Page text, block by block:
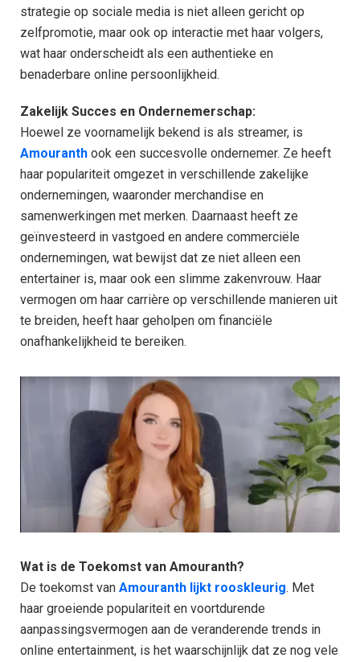
strategie op sociale media is niet alleen gericht op
zelfpromotie, maar ook op interactie met haar volgers,
wat haar onderscheidt als een authentieke en
benaderbare online persoonlijkheid.
Zakelijk Succes en Ondernemerschap:
Hoewel ze voornamelijk bekend is als streamer, is
Amouranth ook een succesvolle ondernemer. Ze heeft
haar populariteit omgezet in verschillende zakelijke
ondernemingen, waaronder merchandise en
samenwerkingen met merken. Daarnaast heeft ze
geïnvesteerd in vastgoed en andere commerciële
ondernemingen, wat bewijst dat ze niet alleen een
entertainer is, maar ook een slimme zakenvrouw. Haar
vermogen om haar carrière op verschillende manieren uit
te breiden, heeft haar geholpen om financiële
onafhankelijkheid te bereiken.
Wat is de Toekomst van Amouranth?
De toekomst van Amouranth lijkt rooskleurig. Met
haar groeiende populariteit en voortdurende
aanpassingsvermogen aan de veranderende trends in
online entertainment, is het waarschijnlijk dat ze nog vele